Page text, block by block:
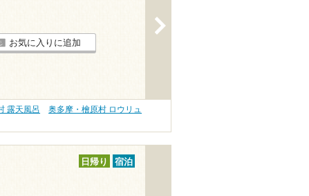
お気に入りに追加
露天風呂
奥多摩・檜原村 ロウリュ
日帰り 宿泊